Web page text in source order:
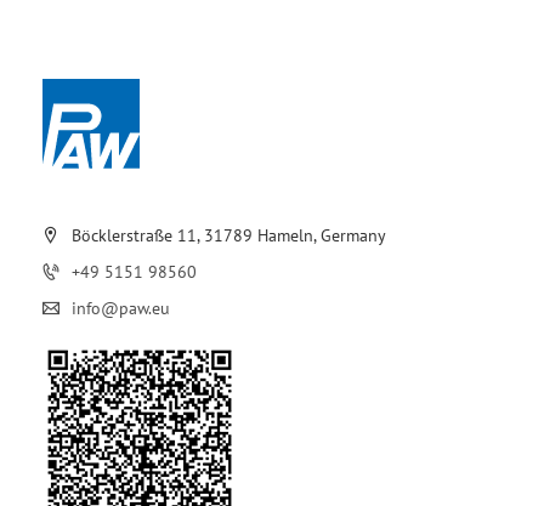
Böcklerstraße 11, 31789 Hameln, Germany
+49 5151 98560
info@paw.eu